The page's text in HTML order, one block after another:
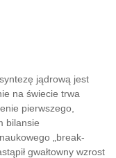
jądrową jest
na świecie trwa
pierwszego,
bilansie
„break-
gwałtowny wzrost